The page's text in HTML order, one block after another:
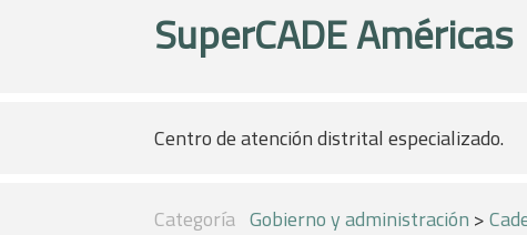
SuperCADE Américas
Centro de atención distrital especializado.
Categoría Gobierno y administración >